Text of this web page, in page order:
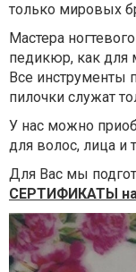
только мировых
Мастера
педикюр, как для
Все инструменты
пилочки служат
У нас можно
для волос, лица и
Для Вас мы
СЕРТИФИКАТЫ